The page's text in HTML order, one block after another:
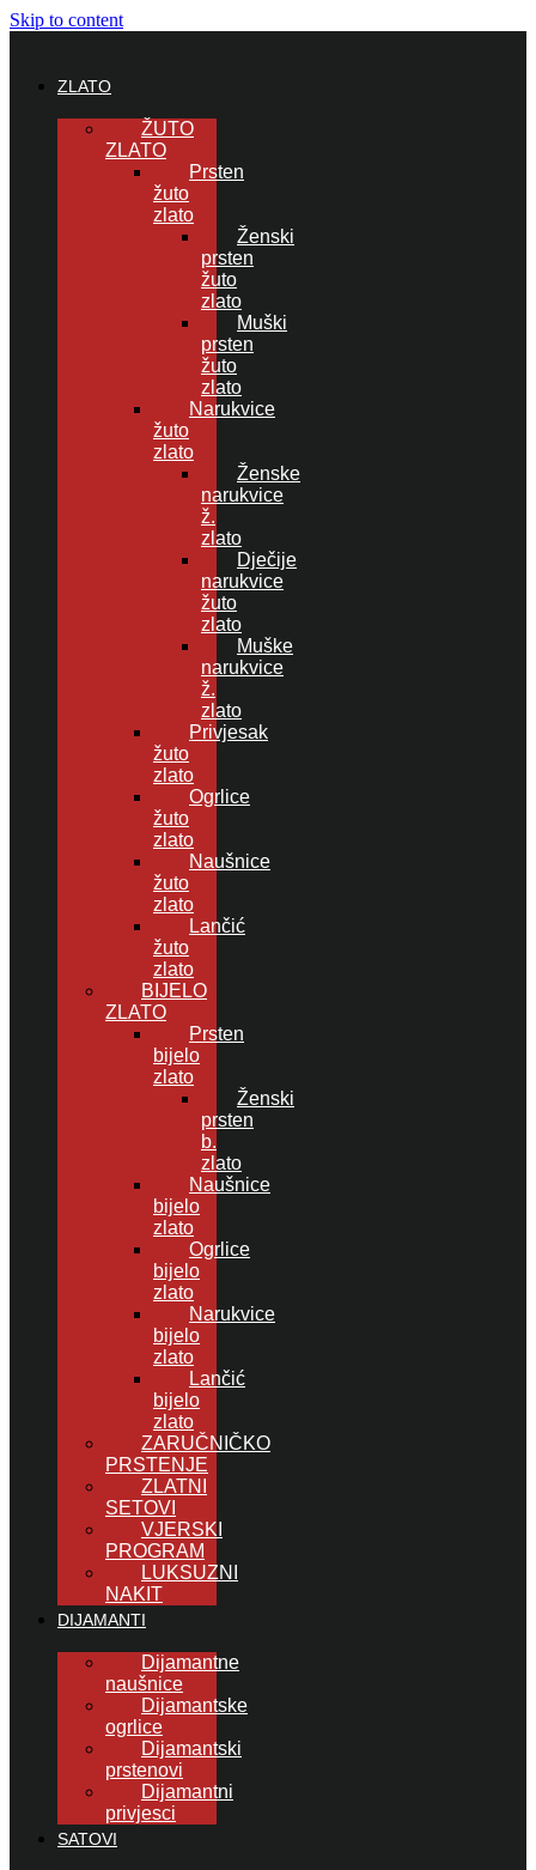
Skip to content
ZLATO
ŽUTO
ZLATO
Prsten
žuto
zlato
Ženski
prsten
žuto
zlato
Muški
prsten
žuto
zlato
Narukvice
žuto
zlato
Ženske
narukvice
ž.
zlato
Dječije
narukvice
žuto
zlato
Muške
narukvice
ž.
zlato
Privjesak
žuto
zlato
Ogrlice
žuto
zlato
Naušnice
žuto
zlato
Lančić
žuto
zlato
BIJELO
ZLATO
Prsten
bijelo
zlato
Ženski
prsten
b.
zlato
Naušnice
bijelo
zlato
Ogrlice
bijelo
zlato
Narukvice
bijelo
zlato
Lančić
bijelo
zlato
ZARUČNIČKO
PRSTENJE
ZLATNI
SETOVI
VJERSKI
PROGRAM
LUKSUZNI
NAKIT
DIJAMANTI
Dijamantne
naušnice
Dijamantske
ogrlice
Dijamantski
prstenovi
Dijamantni
privjesci
SATOVI